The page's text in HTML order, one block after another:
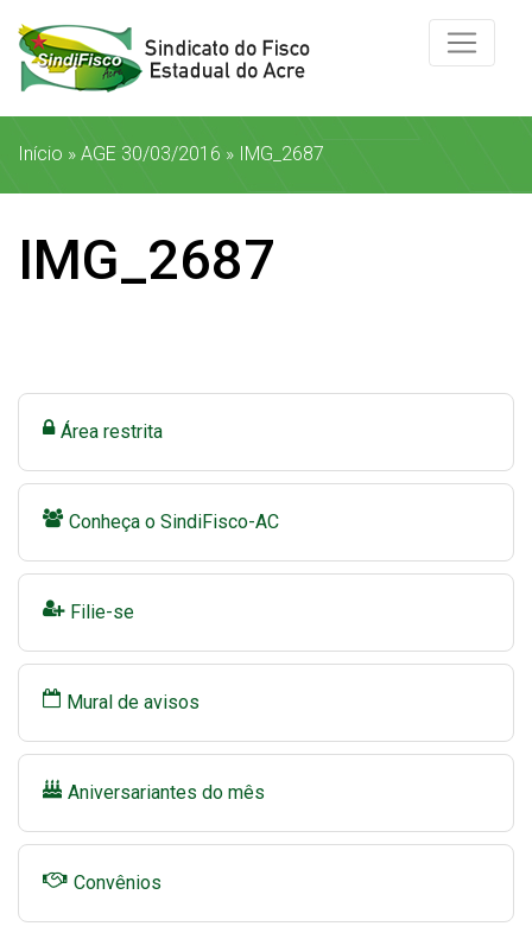
Início » AGE 30/03/2016 » IMG_2687
IMG_2687
Área restrita
Conheça o SindiFisco-AC
Filie-se
Mural de avisos
Aniversariantes do mês
Convênios